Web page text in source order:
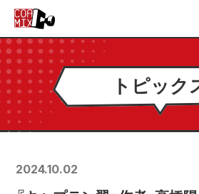
トピック
2024.10.02